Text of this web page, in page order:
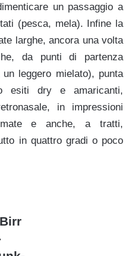
un passaggio a
(pesca, mela). Infine la
larghe, ancora una volta
da punti di partenza
leggero mielato), punta
esiti dry e amaricanti,
in impressioni
e anche, a tratti,
in quattro gradi o poco